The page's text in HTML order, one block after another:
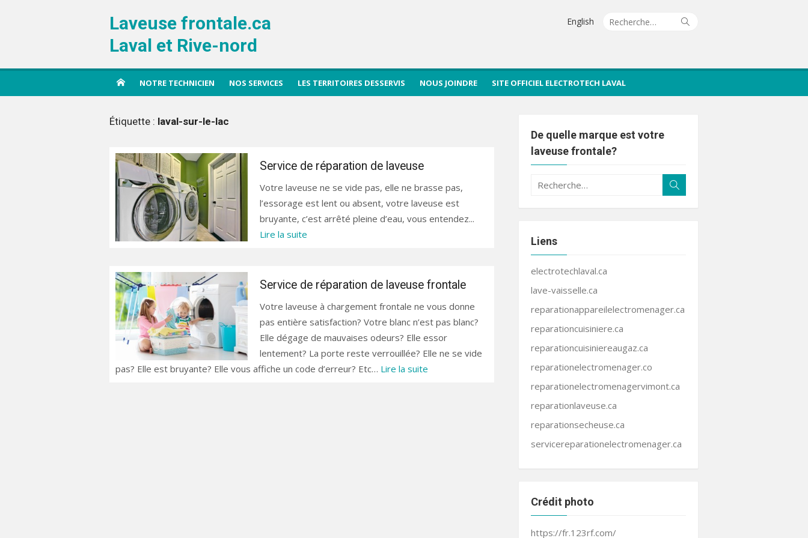
Laveuse frontale.ca
Laval et Rive-nord
Recherche
Rechercher
English
NOTRE TECHNICIEN NOS SERVICES LES TERRITOIRES DESSERVIS NOUS JOINDRE SITE OFFICIEL ELECTROTECH LAVAL
Étiquette : laval-sur-le-lac
Service de réparation de laveuse
Votre laveuse ne se vide pas, elle ne brasse pas,
l’essorage est lent ou absent, votre laveuse est
bruyante, c’est arrêté pleine d’eau, vous entendez...
Lire la suite
Service de réparation de laveuse frontale
Votre laveuse à chargement frontale ne vous donne
pas entière satisfaction? Votre blanc n’est pas blanc?
Elle dégage de mauvaises odeurs? Elle essor
lentement? La porte reste verrouillée? Elle ne se vide
pas? Elle est bruyante? Elle vous affiche un code d’erreur? Etc… Lire la suite
De quelle marque est votre
laveuse frontale?
Recherche
Liens
electrotechlaval.ca
lave-vaisselle.ca
reparationappareilelectromenager.ca
reparationcuisiniere.ca
reparationcuisiniereaugaz.ca
reparationelectromenager.co
reparationelectromenagervimont.ca
reparationlaveuse.ca
reparationsecheuse.ca
servicereparationelectromenager.ca
Crédit photo
https://fr.123rf.com/